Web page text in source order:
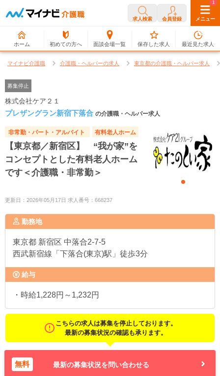
求人検索 会員登録 メニュー
ホーム 初めての方へ 面談会場一覧
0
保存した求人
1
最近見た求人
マイナビ介護職 介護職・ヘルパーの求人 東京都の介護職・ヘルパー求人
募集停止
株式会社ケア２１
プレザングラン新宿下落合 の介護職・ヘルパー求人
非常勤・パート・アルバイト 有料老人ホーム
【東京都／新宿区】 “我が家”を
コンセプトとした有料老人ホーム
です＜介護職・非常勤＞
更新日：2026年05月17日 求人番号：668237
勤務地
東京都 新宿区 中落合2-7-5
西武新宿線「下落合(東京)駅」徒歩3分
給与
・時給1,228円～1,232円
こちらの求人は募集を停止しております。
最新の募集状況の確認も承ります。
無料 最新の募集状況を問い合わせる